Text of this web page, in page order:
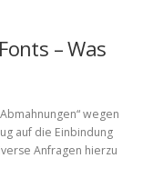
– Was
wegen
auf die Einbindung
Anfragen hierzu